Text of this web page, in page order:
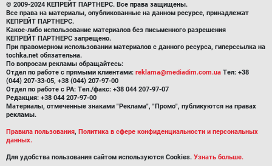
© 2009-2024 КЕПРЕЙТ ПАРТНЕРС. Все права защищены.
Все права на материалы, опубликованные на данном ресурсе, принадлежат
КЕПРЕЙТ ПАРТНЕРС.
Какое-либо использование материалов без письменного разрешения
КЕПРЕЙТ ПАРТНЕРС запрещено.
При правомерном использовании материалов с данного ресурса, гиперссылка на
tochka.net обязательна.
По вопросам рекламы обращайтесь:
Отдел по работе с прямыми клиентами: reklama@mediadim.com.ua Тел: +38
(044) 207-33-05, +38 (044) 207-97-00
Отдел по работе с РА: Тел./факс: +38 044 207-97-07
Редакция: +38 044 207-97-00
Материалы, отмеченные знаками "Реклама", "Промо", публикуются на правах
рекламы.
Правила пользования, Политика в сфере конфиденциальности и персональных
данных.
Для удобства пользования сайтом используются Cookies. Узнать больше.